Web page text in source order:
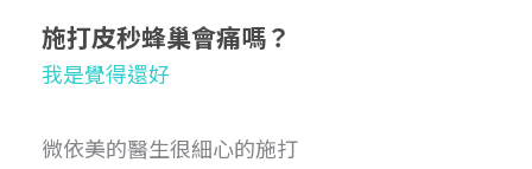
施打皮秒蜂巢會痛嗎？
我是覺得還好
微依美的醫生很細心的施打